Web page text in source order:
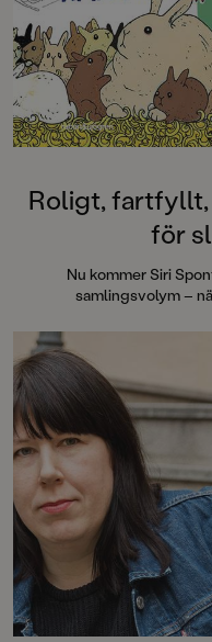
Roligt,
för
Nu kommer Siri
samlingsvolym –